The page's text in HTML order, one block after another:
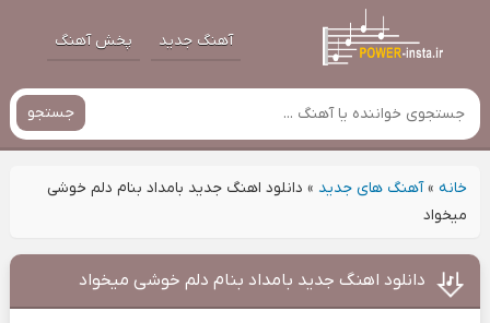
آهنگ جدید پخش آهنگ
جستجو
خانه»آهنگ های جدید » دانلود اهنگ جدید بامداد بنام دلم خوشی
میخواد
دانلود اهنگ جدید بامداد بنام دلم خوشی میخواد